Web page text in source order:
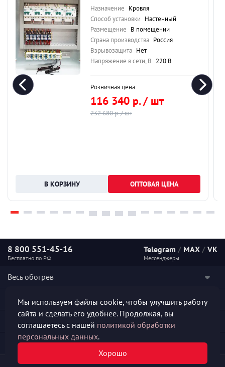
Назначение Кровля
Способ установки Настенный
Размещение В помещении
Страна производства Россия
Взрывозащита Нет
Напряжение в сети, В 220 В
Розничная цена:
116 340 р. / шт
232 680 р. / шт
ОПТОВАЯ ЦЕНА
8 800 551-45-16
Бесплатно по РФ
Telegram / MAX / VK
Мессенджеры
Весь обогрев
Наши услуги
Полезная информация
Мы используем файлы cookie, чтобы улучшить работу
сайта и сделать его удобнее. Продолжая, вы
соглашаетесь с нашей политикой обработки
персональных данных.
Хорошо